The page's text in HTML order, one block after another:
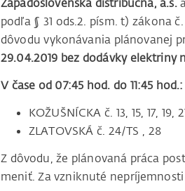
Západoslovenská distribučná, a.s.
podľa § 31 ods.2. písm. t) zákona
dôvodu vykonávania plánovanej
29.04.2019 bez dodávky elektriny
V čase od 07:45 hod. do 11:45 hod.:
KOŽUŠNÍCKA č. 13, 15, 17, 19,
ZLATOVSKÁ č. 24/TS , 28
Z dôvodu, že plánovaná práca
meniť. Za vzniknuté